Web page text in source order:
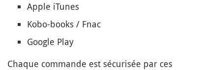
Apple iTunes
Kobo-books / Fnac
Google Play
Chaque commande est sécurisée par ces